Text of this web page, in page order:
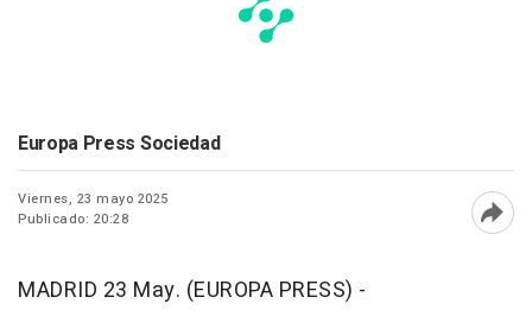
Europa Press Sociedad
Viernes, 23 mayo 2025
Publicado: 20:28
MADRID 23 May. (EUROPA PRESS) -